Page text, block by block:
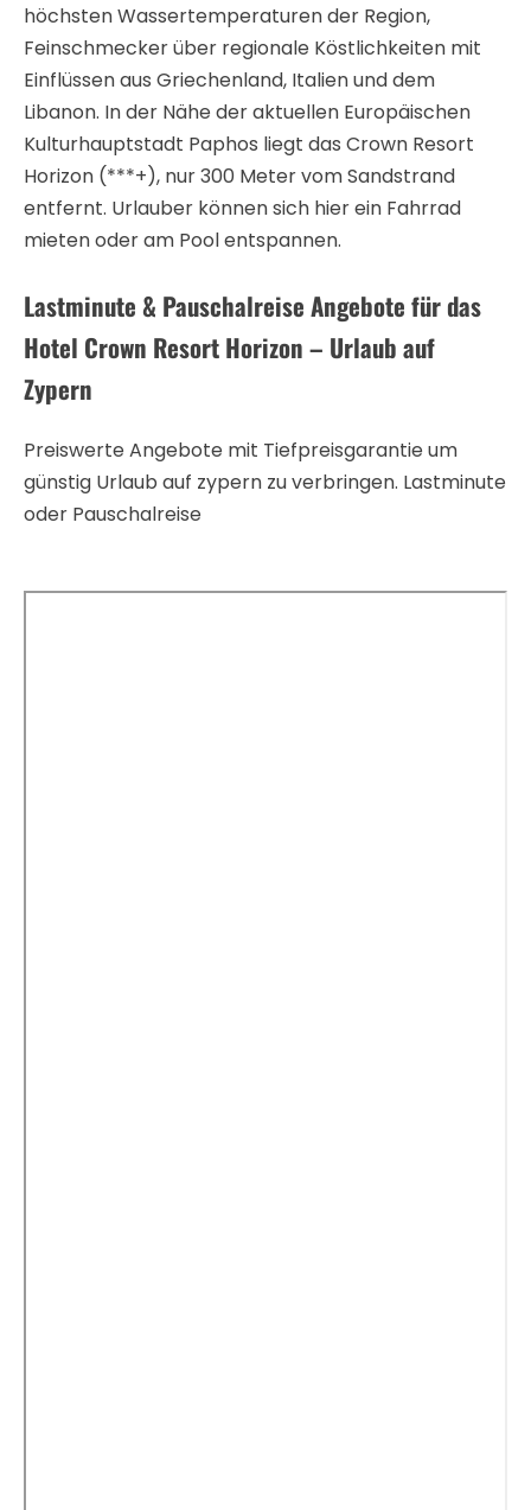
höchsten Wassertemperaturen der Region,
Feinschmecker über regionale Köstlichkeiten mit
Einflüssen aus Griechenland, Italien und dem
Libanon. In der Nähe der aktuellen Europäischen
Kulturhauptstadt Paphos liegt das Crown Resort
Horizon (***+), nur 300 Meter vom Sandstrand
entfernt. Urlauber können sich hier ein Fahrrad
mieten oder am Pool entspannen.
Lastminute & Pauschalreise Angebote für das
Hotel Crown Resort Horizon – Urlaub auf
Zypern
Preiswerte Angebote mit Tiefpreisgarantie um
günstig Urlaub auf zypern zu verbringen. Lastminute
oder Pauschalreise